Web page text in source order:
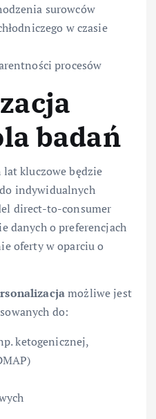
surowców
w czasie
procesów
badań
kluczowe będzie
indywidualnych
direct-to-consumer
danych o preferencjach
oferty w oparciu o
możliwe jest
do:
ketogenicznej,